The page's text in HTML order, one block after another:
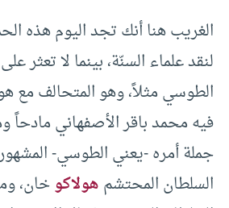
الغريب هنا أنك تجد اليوم هذه
لنقد علماء السنّة، بينما لا تعثر
الطوسي مثلاً، وهو المتحالف مع
فيه محمد باقر الأصفهاني مادحاً
جملة أمره -يعني الطوسي-
السلطان المحتشمهولاكوخان،